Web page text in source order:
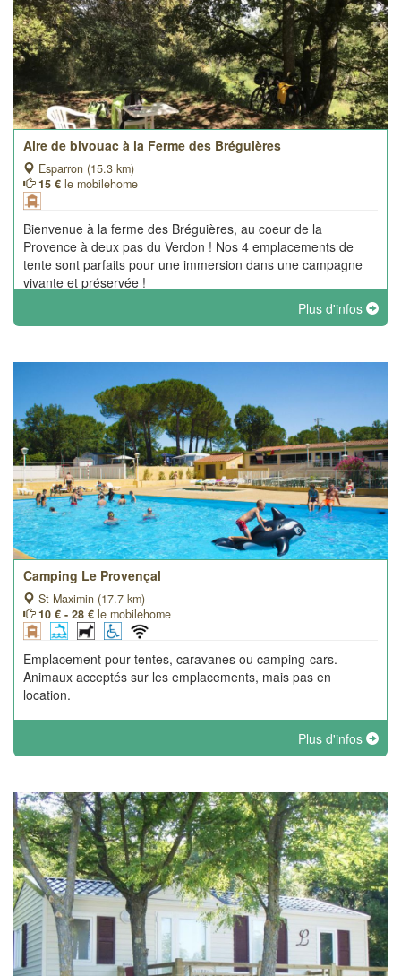
Aire de bivouac à la Ferme des Bréguières
Esparron (15.3 km)
15 € le mobilehome
Bienvenue à la ferme des Bréguières, au coeur de la
Provence à deux pas du Verdon ! Nos 4 emplacements de
tente sont parfaits pour une immersion dans une campagne
vivante et préservée !
Plus d'infos
Camping Le Provençal
St Maximin (17.7 km)
10 € - 28 € le mobilehome
Emplacement pour tentes, caravanes ou camping-cars.
Animaux acceptés sur les emplacements, mais pas en
location.
Plus d'infos